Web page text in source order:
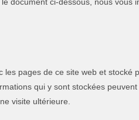
les pages de ce site web et stocké
qui y sont stockées
visite ultérieure.